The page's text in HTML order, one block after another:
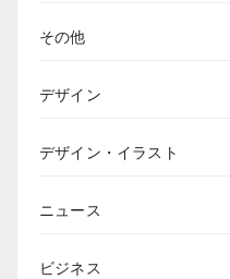
その他
デザイン
デザイン・イラスト
ニュース
ビジネス